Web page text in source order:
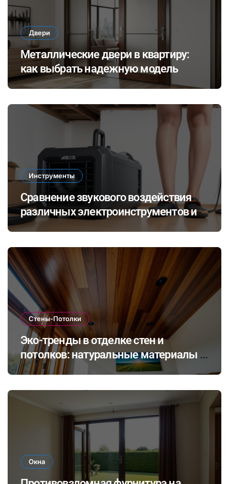
Двери
Металлические двери в квартиру:
как выбрать надежную модель
Инструменты
Сравнение звукового воздействия
различных электроинструментов и
его влияние на здоровье при ремонте
Стены-Потолки
Эко-тренды в отделке стен и
потолков: натуральные материалы и
экологичные покрытия для
Окна